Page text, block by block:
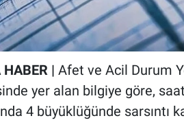
| Afet ve Acil Durum
yer alan bilgiye göre,
4 büyüklüğünde sarsıntı